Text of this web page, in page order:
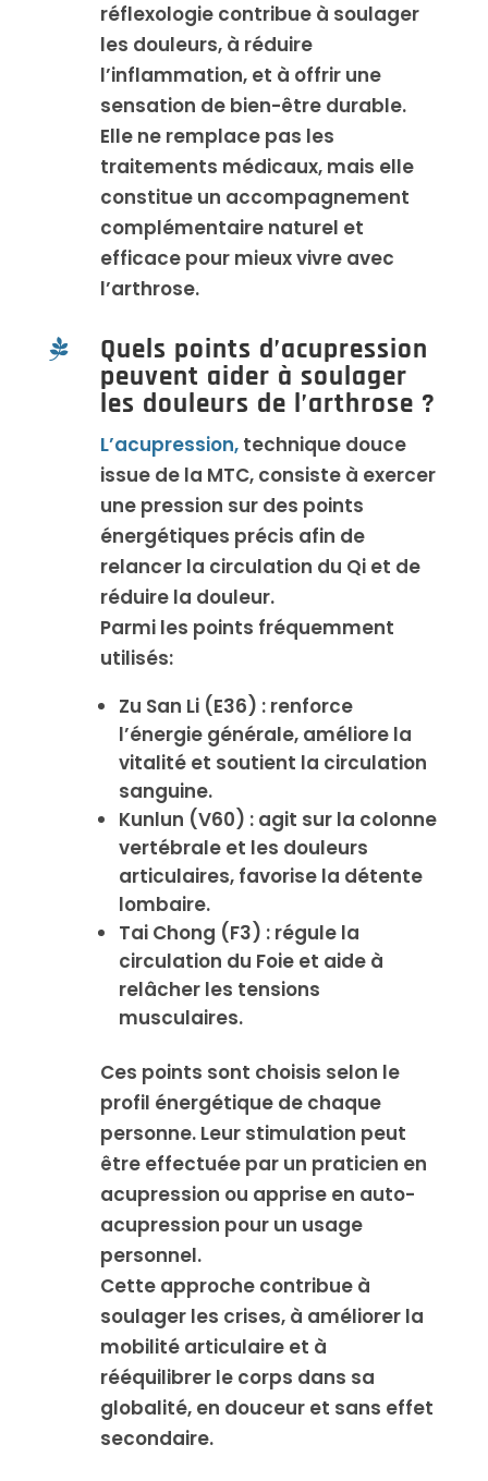
réflexologie contribue à soulager
les douleurs, à réduire
l’inflammation, et à offrir une
sensation de bien-être durable.
Elle ne remplace pas les
traitements médicaux, mais elle
constitue un accompagnement
complémentaire naturel et
efficace pour mieux vivre avec
l’arthrose.
 Quels points d’acupression
peuvent aider à soulager
les douleurs de l’arthrose ?
L’acupression,technique douce
issue de la MTC, consiste à exercer
une pression sur des points
énergétiques précis afin de
relancer la circulation du Qi et de
réduire la douleur.
Parmi les points fréquemment
utilisés:
Zu San Li (E36) : renforce
l’énergie générale, améliore la
vitalité et soutient la circulation
sanguine.
Kunlun (V60) : agit sur la colonne
vertébrale et les douleurs
articulaires, favorise la détente
lombaire.
Tai Chong (F3) : régule la
circulation du Foie et aide à
relâcher les tensions
musculaires.
Ces points sont choisis selon le
profil énergétique de chaque
personne. Leur stimulation peut
être effectuée par un praticien en
acupression ou apprise en auto-
acupression pour un usage
personnel.
Cette approche contribue à
soulager les crises, à améliorer la
mobilité articulaire et à
rééquilibrer le corps dans sa
globalité, en douceur et sans effet
secondaire.